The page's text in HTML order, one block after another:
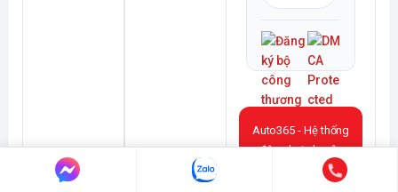
Auto365 - Hệ thống
độ xe hơi chuyên
nghiệp: Đèn, Phim